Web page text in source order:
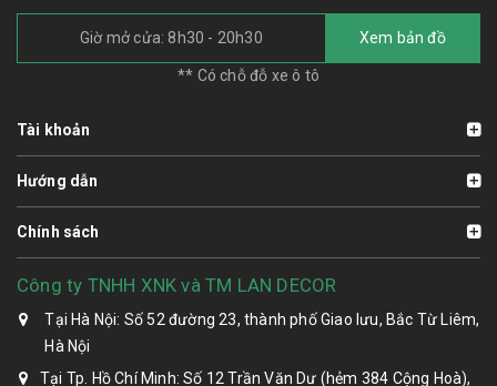
Giờ mở cửa: 8h30 - 20h30 Xem bản đồ
** Có chỗ đỗ xe ô tô
Tài khoản
Hướng dẫn
Chính sách
Công ty TNHH XNK và TM LAN DECOR
Tại Hà Nội: Số 52 đường 23, thành phố Giao lưu, Bắc Từ Liêm,
Hà Nội
Tại Tp. Hồ Chí Minh: Số 12 Trần Văn Dư (hẻm 384 Cộng Hoà),